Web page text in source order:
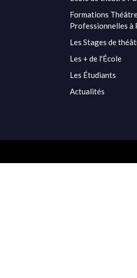
Formations
Professionnelles à
Les Stages de
Les + de l'École
Les Étudiants
Actualités